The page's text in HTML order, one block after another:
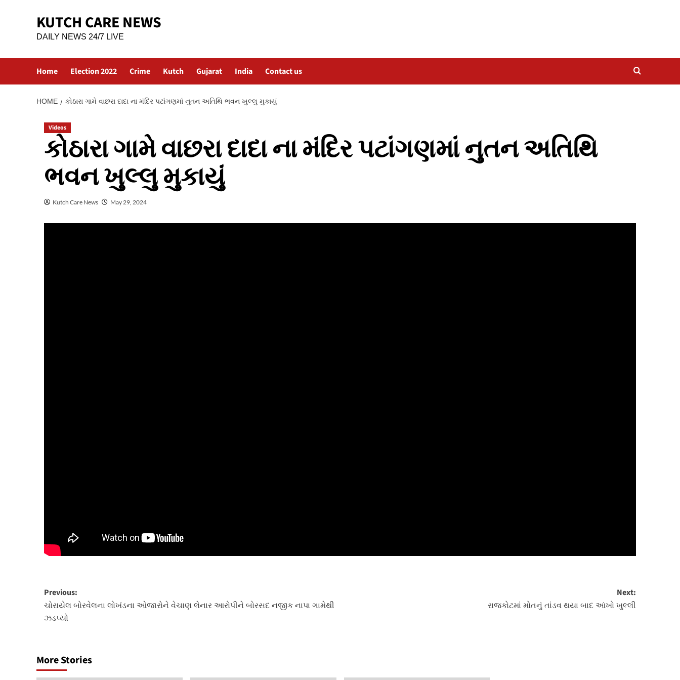
KUTCH CARE NEWS
DAILY NEWS 24/7 LIVE
Home Election 2022 Crime Kutch Gujarat India Contact us
HOME કોઠારા ગામે વાછરા દાદા ના મંદિર પટાંગણમાં નુતન અતિથિ ભવન ખુલ્લુ મુકાયું
Videos
કોઠારા ગામે વાછરા દાદા ના મંદિર પટાંગણમાં નુતન અતિથિ
ભવન ખુલ્લુ મુકાયું
Kutch Care News May 29, 2024
Post
navigation
Previous:
ચોરાયેલ બોરવેલના લોખંડના ઓજારોને વેચાણ લેનાર આરોપીને બોરસદ નજીક નાપા ગામેથી
ઝડપ્યો
Next:
રાજકોટમાં મોતનું તાંડવ થયા બાદ આંખો ખુલ્લી
More Stories